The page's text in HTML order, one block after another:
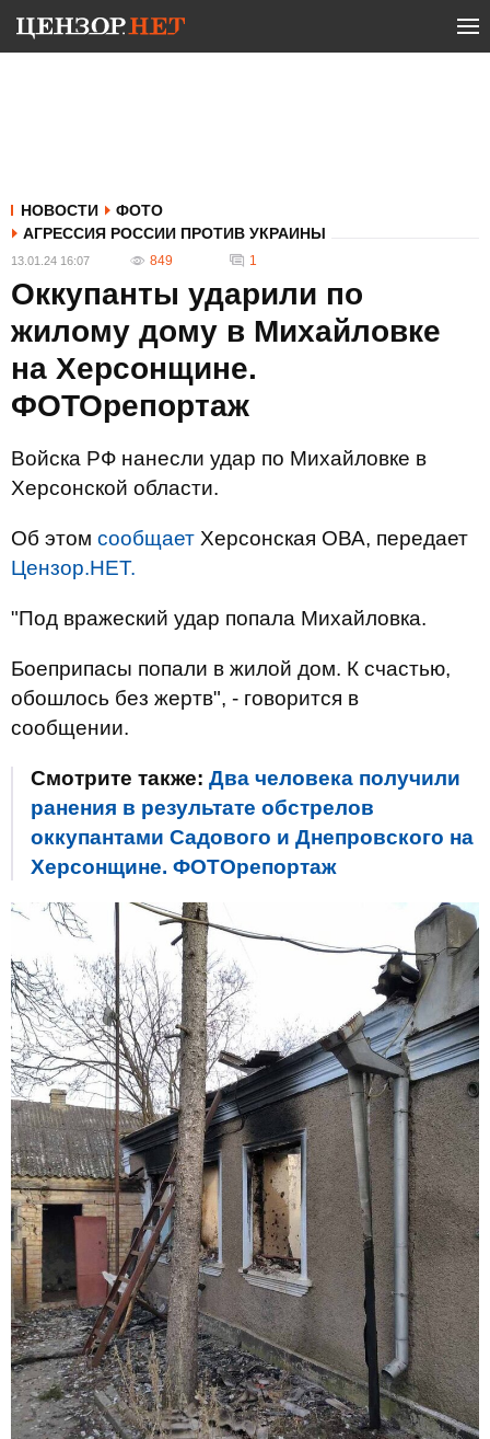
НОВОСТИ
ФОТО
АГРЕССИЯ РОССИИ ПРОТИВ УКРАИНЫ
13.01.24 16:07 849 1
Оккупанты ударили по
жилому дому в Михайловке
на Херсонщине.
ФОТОрепортаж
Войска РФ нанесли удар по Михайловке в
Херсонской области.
Об этом сообщает Херсонская ОВА, передает
Цензор.НЕТ.
"Под вражеский удар попала Михайловка.
Боеприпасы попали в жилой дом. К счастью,
обошлось без жертв", - говорится в
сообщении.
Смотрите также: Два человека получили
ранения в результате обстрелов
оккупантами Садового и Днепровского на
Херсонщине. ФОТОрепортаж